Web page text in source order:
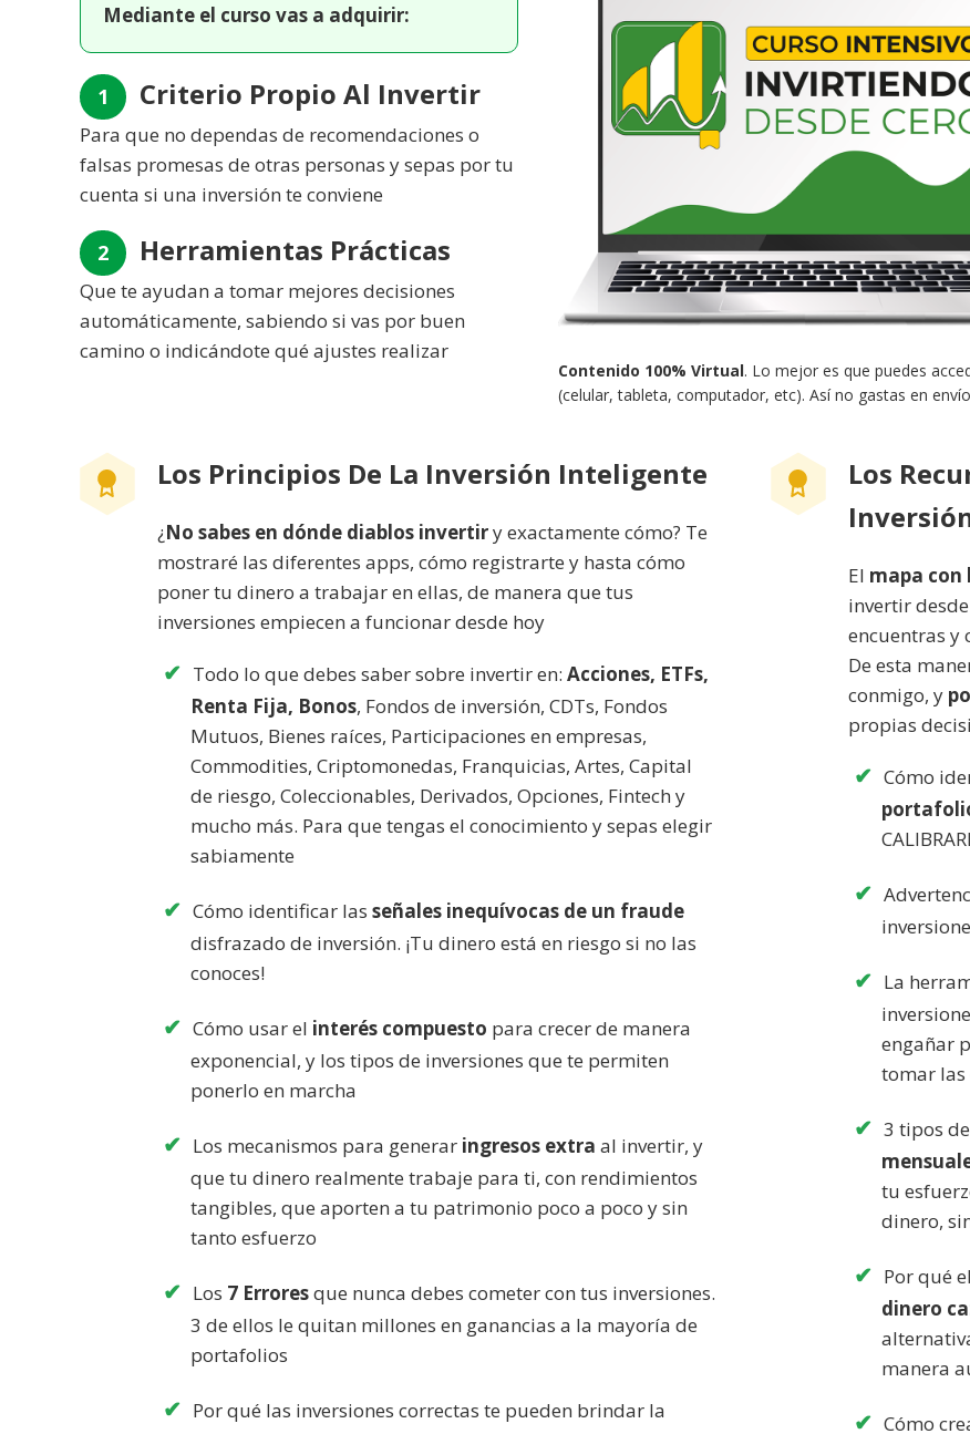
Mediante el curso vas a adquirir:
1 Criterio Propio Al Invertir
Para que no dependas de recomendaciones o
falsas promesas de otras personas y sepas por tu
cuenta si una inversión te conviene
2 Herramientas Prácticas
Que te ayudan a tomar mejores decisiones
automáticamente, sabiendo si vas por buen
camino o indicándote qué ajustes realizar
Contenido 100% Virtual. Lo mejor es que puedes
(celular, tableta, computador, etc). Así no gastas en
Los Principios De La Inversión Inteligente
¿No sabes en dónde diablos invertiry exactamente cómo? Te
mostraré las diferentes apps, cómo registrarte y hasta cómo
poner tu dinero a trabajar en ellas, de manera que tus
inversiones empiecen a funcionar desde hoy
Todo lo que debes saber sobre invertir en: Acciones, ETFs,
Renta Fija, Bonos, Fondos de inversión, CDTs, Fondos
Mutuos, Bienes raíces, Participaciones en empresas,
Commodities, Criptomonedas, Franquicias, Artes, Capital
de riesgo, Coleccionables, Derivados, Opciones, Fintech y
mucho más. Para que tengas el conocimiento y sepas elegir
sabiamente
Cómo identificar las señales inequívocas de un fraude
disfrazado de inversión. ¡Tu dinero está en riesgo si no las
conoces!
Cómo usar el interés compuesto para crecer de manera
exponencial, y los tipos de inversiones que te permiten
ponerlo en marcha
Los mecanismos para generar ingresos extra al invertir, y
que tu dinero realmente trabaje para ti, con rendimientos
tangibles, que aporten a tu patrimonio poco a poco y sin
tanto esfuerzo
Los 7 Erroresque nunca debes cometer con tus inversiones.
3 de ellos le quitan millones en ganancias a la mayoría de
portafolios
Por qué las inversiones correctas te pueden brindar la
Los
El mapa
invertir
encuentras y
De esta
conmigo, y
propias
Cómo
La
engañar
tomar las
3 tipos
tu
dinero,
Por qué
dinero
manera
Cómo